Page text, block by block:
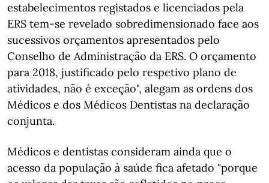
estabelecimentos registados e licenciados pela
ERS tem-se revelado sobredimensionado face aos
sucessivos orçamentos apresentados pelo
Conselho de Administração da ERS. O orçamento
para 2018, justificado pelo respetivo plano de
atividades, não é exceção", alegam as ordens dos
Médicos e dos Médicos Dentistas na declaração
conjunta.
Médicos e dentistas consideram ainda que o
acesso da população à saúde fica afetado "porque